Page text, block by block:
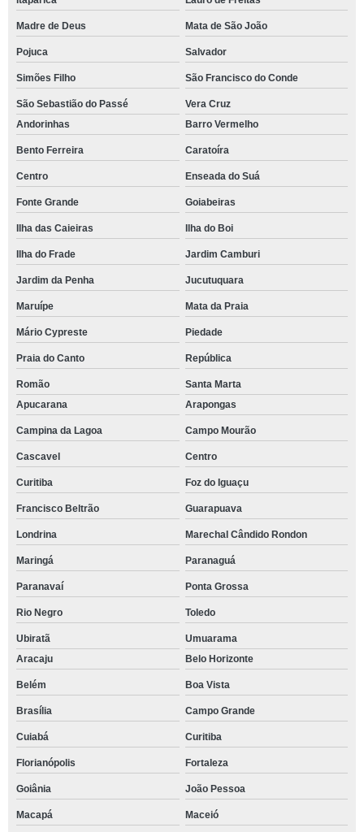
Madre de Deus Mata de São João
Pojuca Salvador
Simões Filho São Francisco do Conde
São Sebastião do Passé
Vera Cruz
Andorinhas
Barro Vermelho
Bento Ferreira Caratoíra
Centro Enseada do Suá
Fonte Grande Goiabeiras
Ilha das Caieiras Ilha do Boi
Ilha do Frade Jardim Camburi
Jardim da Penha Jucutuquara
Maruípe Mata da Praia
Mário Cypreste Piedade
Praia do Canto República
Romão
Santa Marta
Apucarana
Arapongas
Campina da Lagoa Campo Mourão
Cascavel Centro
Curitiba Foz do Iguaçu
Francisco Beltrão Guarapuava
Londrina Marechal Cândido Rondon
Maringá Paranaguá
Paranavaí Ponta Grossa
Rio Negro Toledo
Ubiratã
Umuarama
Aracaju
Belo Horizonte
Belém Boa Vista
Brasília Campo Grande
Cuiabá Curitiba
Florianópolis Fortaleza
Goiânia João Pessoa
Macapá Maceió